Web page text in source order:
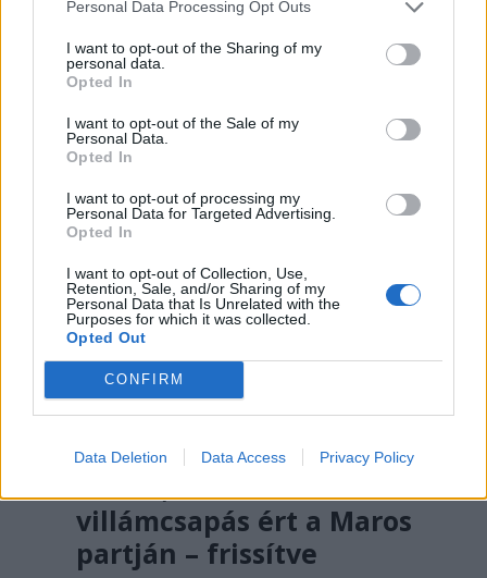
Personal Data Processing Opt Outs
I want to opt-out of the Sharing of my
personal data.
Opted In
I want to opt-out of the Sale of my
Personal Data.
Opted In
I want to opt-out of processing my
Personal Data for Targeted Advertising.
Opted In
I want to opt-out of Collection, Use,
Retention, Sale, and/or Sharing of my
Personal Data that Is Unrelated with the
Purposes for which it was collected.
Opted Out
CONFIRM
Data Deletion Data Access Privacy Policy
tervezett koncert lemondását kiváltó
fenyegetés ügyében.
SZÉKELYHON
Életét vesztette két
halász, akiket
villámcsapás ért a Maros
partján – frissítve